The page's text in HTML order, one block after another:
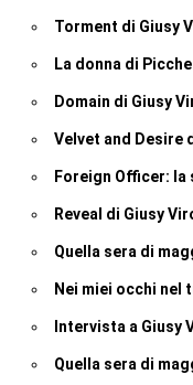
Torment di Giusy
La donna di
Domain di Giusy
Velvet and Desire
Foreign Officer: la
Reveal di Giusy
Quella sera di
Nei miei occhi nel
Intervista a Giusy
Quella sera di